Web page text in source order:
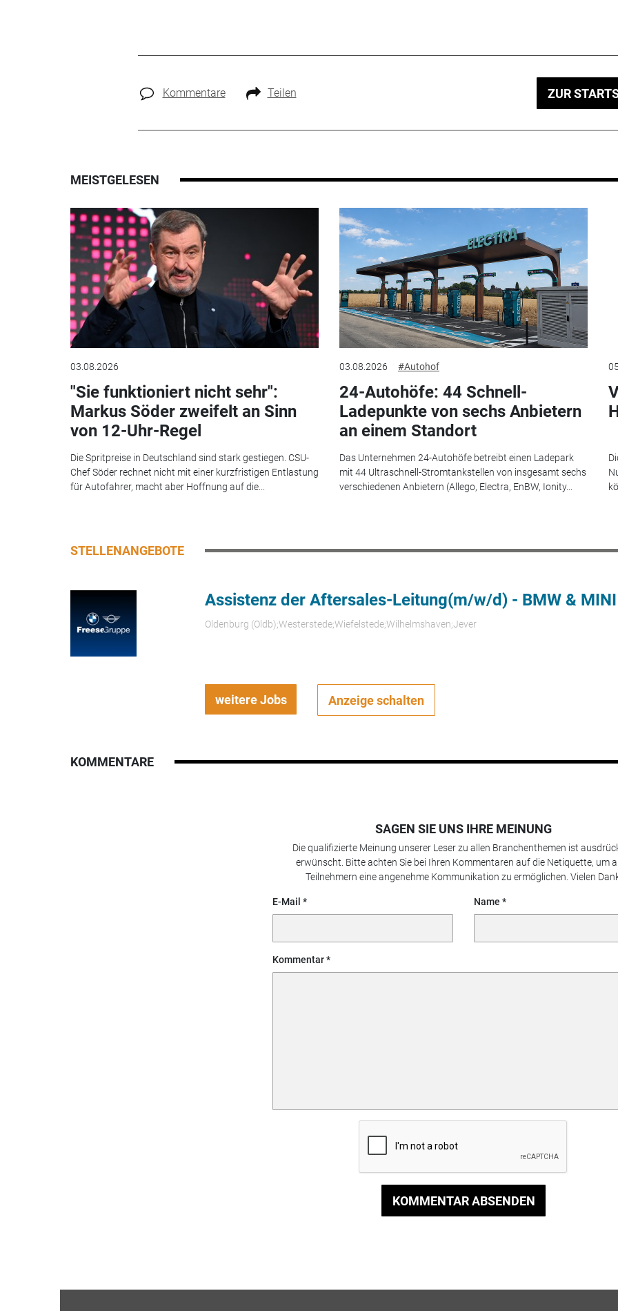
Kommentare Teilen ZUR
MEISTGELESEN
03.08.2026
"Sie funktioniert nicht sehr":
Markus Söder zweifelt an Sinn
von 12-Uhr-Regel
Die Spritpreise in Deutschland sind stark gestiegen. CSU-
Chef Söder rechnet nicht mit einer kurzfristigen Entlastung
für Autofahrer, macht aber Hoffnung auf die...
03.08.2026 #Autohof
24-Autohöfe: 44 Schnell-
Ladepunkte von sechs Anbietern
an einem Standort
Das Unternehmen 24-Autohöfe betreibt einen Ladepark
mit 44 Ultraschnell-Stromtankstellen von insgesamt sechs
verschiedenen Anbietern (Allego, Electra, EnBW, Ionity...
STELLENANGEBOTE
Assistenz der Aftersales-Leitung(m/w/d) - BMW & MINI
Oldenburg (Oldb);Westerstede;Wiefelstede;Wilhelmshaven;Jever
weitere Jobs Anzeige schalten
KOMMENTARE
SAGEN SIE UNS IHRE MEINUNG
Die qualifizierte Meinung unserer Leser zu allen Branchenthemen ist
erwünscht. Bitte achten Sie bei Ihren Kommentaren auf die Netiquette, um
Teilnehmern eine angenehme Kommunikation zu ermöglichen. Vielen
E-Mail Name
Kommentar
KOMMENTAR ABSENDEN